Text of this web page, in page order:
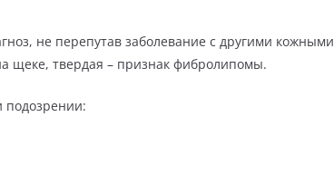
не перепутав заболевание с другими кожными
щеке, твердая – признак фибролипомы.
подозрении: